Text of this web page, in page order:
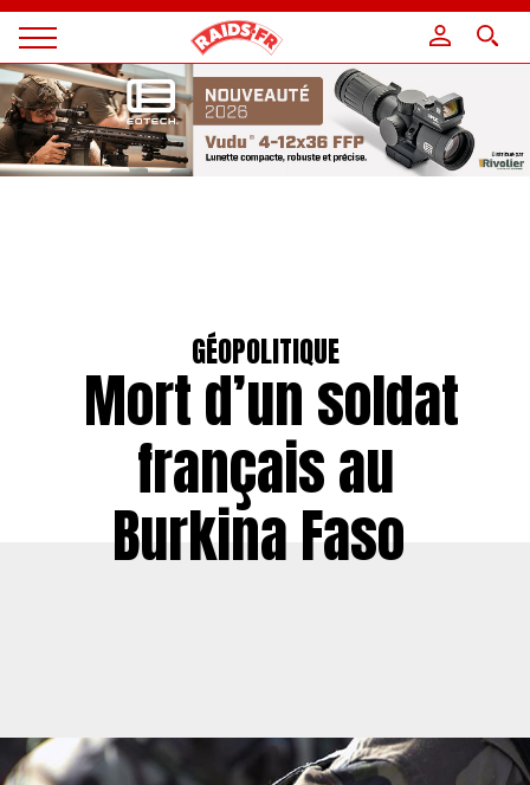
Magazine
Raids
GÉOPOLITIQUE
Mort d’un soldat
français au
Burkina Faso
Panneau de gestion des cookies